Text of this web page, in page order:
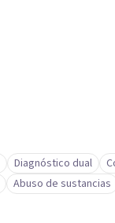
Diagnóstico dual
Abuso de sustancias